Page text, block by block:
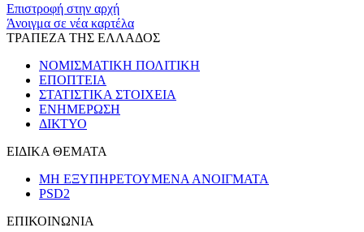
Επιστροφή στην αρχή
Άνοιγμα σε νέα καρτέλα
ΤΡΑΠΕΖΑ ΤΗΣ ΕΛΛΑΔΟΣ
ΝΟΜΙΣΜΑΤΙΚΗ ΠΟΛΙΤΙΚΗ
ΕΠΟΠΤΕΙΑ
ΣΤΑΤΙΣΤΙΚΑ ΣΤΟΙΧΕΙΑ
ΕΝΗΜΕΡΩΣΗ
ΔΙΚΤΥΟ
ΕΙΔΙΚΑ ΘΕΜΑΤΑ
ΜΗ ΕΞΥΠΗΡΕΤΟΥΜΕΝΑ ΑΝΟΙΓΜΑΤΑ
PSD2
ΕΠΙΚΟΙΝΩΝΙΑ